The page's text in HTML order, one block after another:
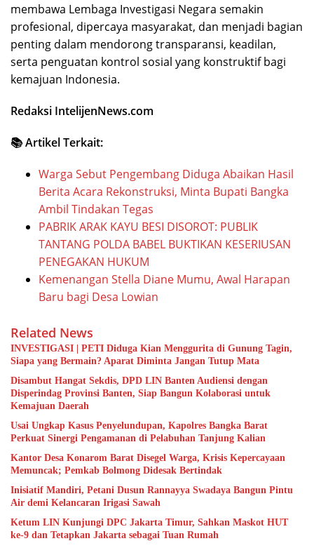
membawa Lembaga Investigasi Negara semakin
profesional, dipercaya masyarakat, dan menjadi bagian
penting dalam mendorong transparansi, keadilan,
serta penguatan kontrol sosial yang konstruktif bagi
kemajuan Indonesia.
Redaksi IntelijenNews.com
📚 Artikel Terkait:
Warga Sebut Pengembang Diduga Abaikan Hasil
Berita Acara Rekonstruksi, Minta Bupati Bangka
Ambil Tindakan Tegas
PABRIK ARAK KAYU BESI DISOROT: PUBLIK
TANTANG POLDA BABEL BUKTIKAN KESERIUSAN
PENEGAKAN HUKUM
Kemenangan Stella Diane Mumu, Awal Harapan
Baru bagi Desa Lowian
Related News
INVESTIGASI | PETI Diduga Kian Menggurita di Gunung Tagin,
Siapa yang Bermain? Aparat Diminta Jangan Tutup Mata
Disambut Hangat Sekdis, DPD LIN Banten Audiensi dengan
Disperindag Provinsi Banten, Siap Bangun Kolaborasi untuk
Kemajuan Daerah
Usai Ungkap Kasus Penyelundupan, Kapolres Bangka Barat
Perkuat Sinergi Pengamanan di Pelabuhan Tanjung Kalian
Kantor Desa Konarom Barat Disegel Warga, Krisis Kepercayaan
Memuncak; Pemkab Bolmong Didesak Bertindak
Inisiatif Mandiri, Petani Dusun Rannayya Swadaya Bangun Pintu
Air demi Kelancaran Irigasi Sawah
Ketum LIN Kunjungi DPC Jakarta Timur, Sahkan Maskot HUT
ke-9 dan Tetapkan Jakarta sebagai Tuan Rumah